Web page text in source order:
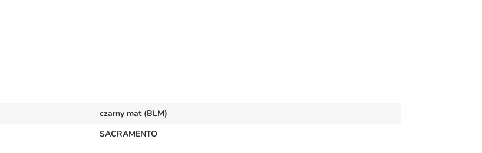
czarny mat (BLM)
SACRAMENTO